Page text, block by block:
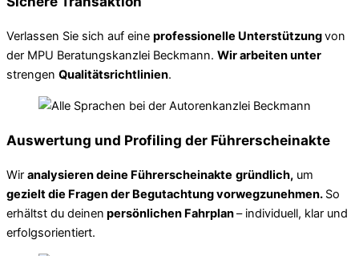
Verlassen Sie sich auf eine professionelle Unterstützungvon
der MPU Beratungskanzlei Beckmann. Wir arbeiten unter
strengen Qualitätsrichtlinien.
Auswertung und Profiling der Führerscheinakte
Wir analysieren deine Führerscheinakte gründlich, um
gezielt die Fragen der Begutachtung vorwegzunehmen. So
erhältst du deinen persönlichen Fahrplan– individuell, klar und
erfolgsorientiert.